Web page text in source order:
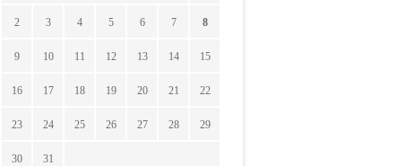
2 3 4 5 6 7 8
9 10 11 12 13 14 15
16 17 18 19 20 21 22
23 24 25 26 27 28 29
30 31